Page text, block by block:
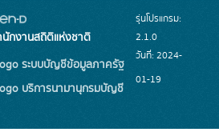
นักงานสถิติแห่งชาติ
ระบบบัญชีข้อมูลภาครัฐ
บริการนามานุกรมบัญชี
รุ่นโปรแกรม:
2.1.0
วันที่: 2024-
01-19